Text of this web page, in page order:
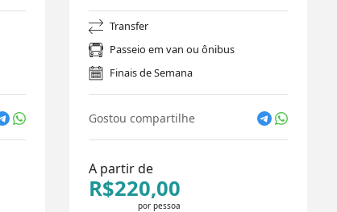
Transfer
Passeio em van ou ônibus
Finais de Semana
Gostou compartilhe
A partir de
R$220,00
por pessoa